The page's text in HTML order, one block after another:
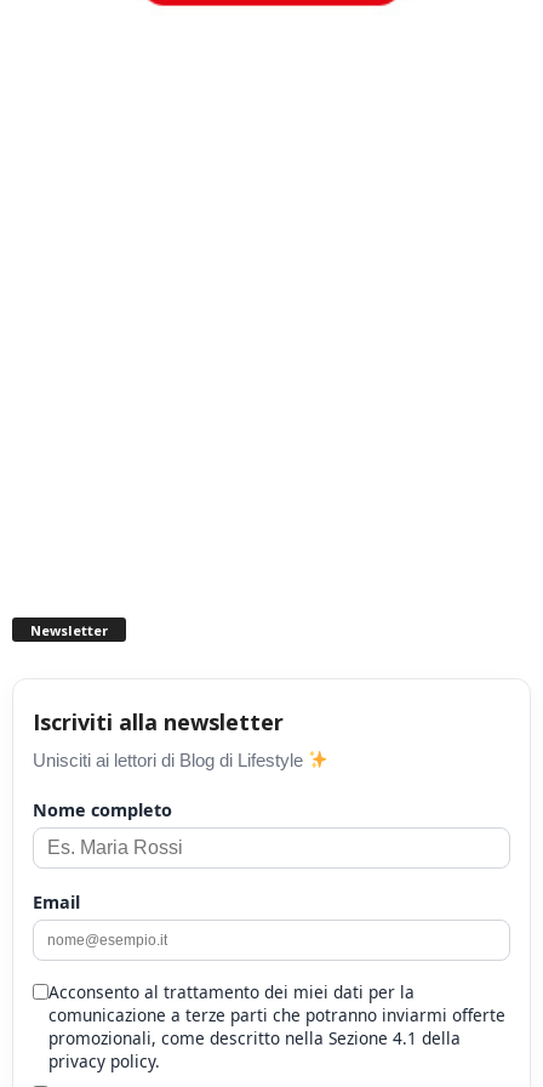
Newsletter
Iscriviti alla newsletter
Unisciti ai lettori di Blog di Lifestyle
Nome completo
Email
Acconsento al trattamento dei miei dati per la
comunicazione a terze parti che potranno inviarmi offerte
promozionali, come descritto nella Sezione 4.1 della
privacy policy.